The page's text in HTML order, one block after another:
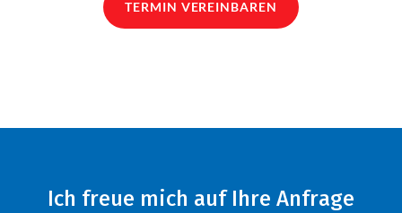
TERMIN VEREINBAREN
Ich freue mich auf Ihre Anfrage